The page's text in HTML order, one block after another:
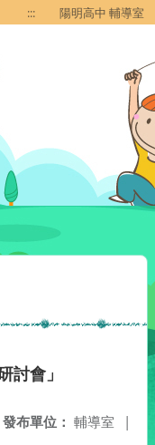
::: 陽明高中 輔導室
討會」
發布單位： 輔導室 |